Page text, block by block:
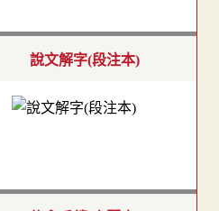
說文解字(段注本)